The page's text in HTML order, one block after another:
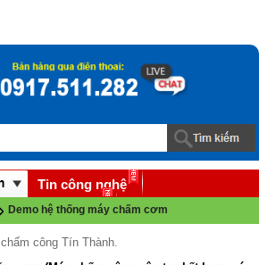
Tin công nghệ
Download
Demo hệ thống máy chấm cơm
công Tín Thành.